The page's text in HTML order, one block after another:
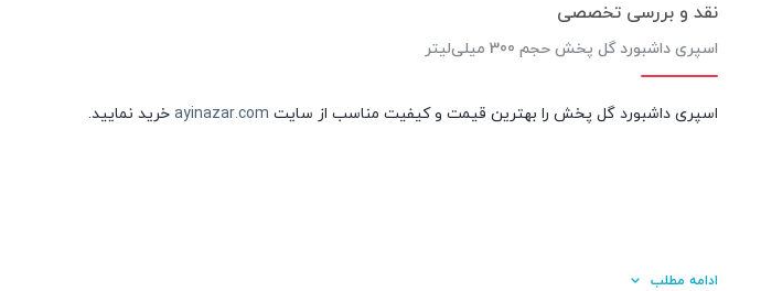
نقد و بررسی تخصصی
اسپری داشبورد گل پخش حجم 300 میلی‌لیتر
اسپری داشبورد گل پخش را بهترین قیمت و کیفیت مناسب از سایت ayinazar.com خرید نمایید.
ادامه مطلب